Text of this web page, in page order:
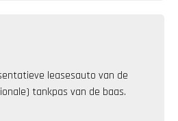
leasesauto van de
tankpas van de baas.